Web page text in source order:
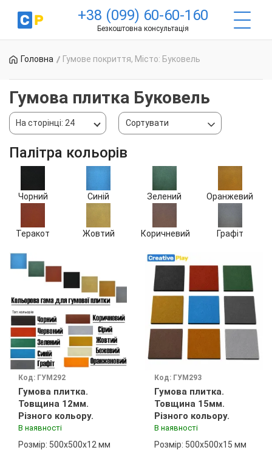
+38 (099) 60-60-160
Безкоштовна консультація
Головна Гумове покриття, Місто: Буковель
Гумова плитка Буковель
На сторінці: 24 Сортувати
Палітра кольорів
Чорний Синій Зелений Оранжевий
Теракот Жовтий Коричневий Графіт
Код: ГУМ292
Гумова плитка.
Товщина 12мм.
Різного кольору.
В наявності
Розмір: 500х500х12 мм
Код: ГУМ293
Гумова плитка.
Товщина 15мм.
Різного кольору.
В наявності
Розмір: 500х500х15 мм